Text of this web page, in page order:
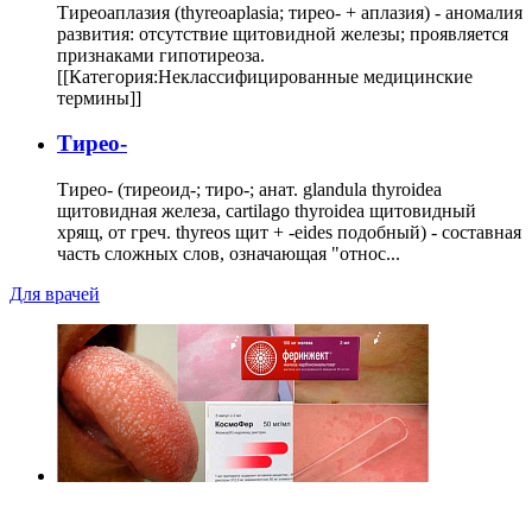
Тиреоаплазия (thyreoaplasia; тирео- + аплазия) - аномалия
развития: отсутствие щитовидной железы; проявляется
признаками гипотиреоза.
[[Категория:Неклассифицированные медицинские
термины]]
Тирео-
Тирео- (тиреоид-; тиро-; анат. glandula thyroidea
щитовидная железа, cartilago thyroidea щитовидный
хрящ, от греч. thyreos щит + -eides подобный) - составная
часть сложных слов, означающая "относ...
Для врачей